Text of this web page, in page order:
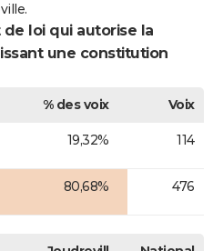
loi qui autorise la
une constitution
% des voix
Voix
19,32% 114
80,68% 476